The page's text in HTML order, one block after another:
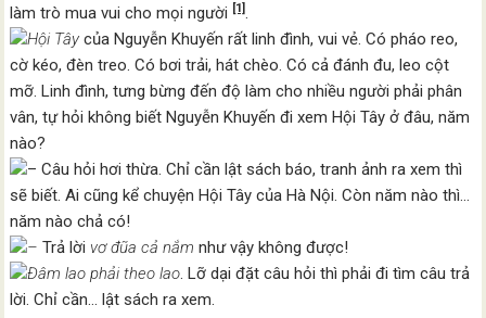
làm trò mua vui cho mọi người
[1].
Hội Tây của Nguyễn Khuyến rất linh đình, vui vẻ. Có pháo reo,
cờ kéo, đèn treo. Có bơi trải, hát chèo. Có cả đánh đu, leo cột
mỡ. Linh đình, tưng bừng đến độ làm cho nhiều người phải phân
vân, tự hỏi không biết Nguyễn Khuyến đi xem Hội Tây ở đâu, năm
nào?
– Câu hỏi hơi thừa. Chỉ cần lật sách báo, tranh ảnh ra xem thì
sẽ biết. Ai cũng kể chuyện Hội Tây của Hà Nội. Còn năm nào thì…
năm nào chả có!
–Trả lời vơ đũa cả nắm như vậy không được!
Đâm lao phải theo lao. Lỡ dại đặt câu hỏi thì phải đi tìm câu trả
lời. Chỉ cần… lật sách ra xem.